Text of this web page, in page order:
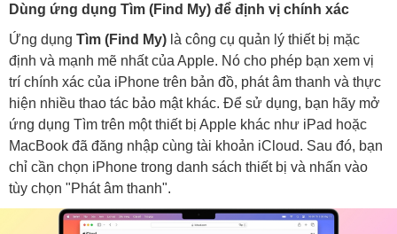
Dùng ứng dụng Tìm (Find My) để định vị chính xác
Ứng dụng Tìm (Find My) là công cụ quản lý thiết bị mặc
định và mạnh mẽ nhất của Apple. Nó cho phép bạn xem vị
trí chính xác của iPhone trên bản đồ, phát âm thanh và thực
hiện nhiều thao tác bảo mật khác. Để sử dụng, bạn hãy mở
ứng dụng Tìm trên một thiết bị Apple khác như iPad hoặc
MacBook đã đăng nhập cùng tài khoản iCloud. Sau đó, bạn
chỉ cần chọn iPhone trong danh sách thiết bị và nhấn vào
tùy chọn "Phát âm thanh".